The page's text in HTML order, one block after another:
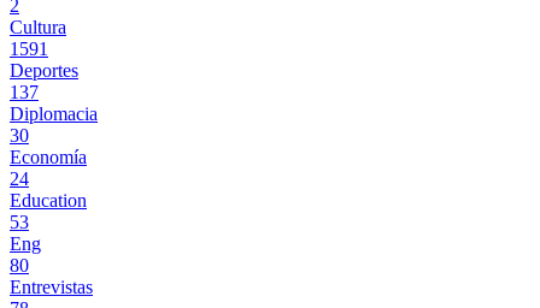
2
Cultura
1591
Deportes
137
Diplomacia
30
Economía
24
Education
53
Eng
80
Entrevistas